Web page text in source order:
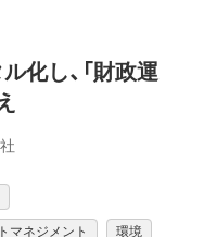
化し、「財政運
マネジメント 環境